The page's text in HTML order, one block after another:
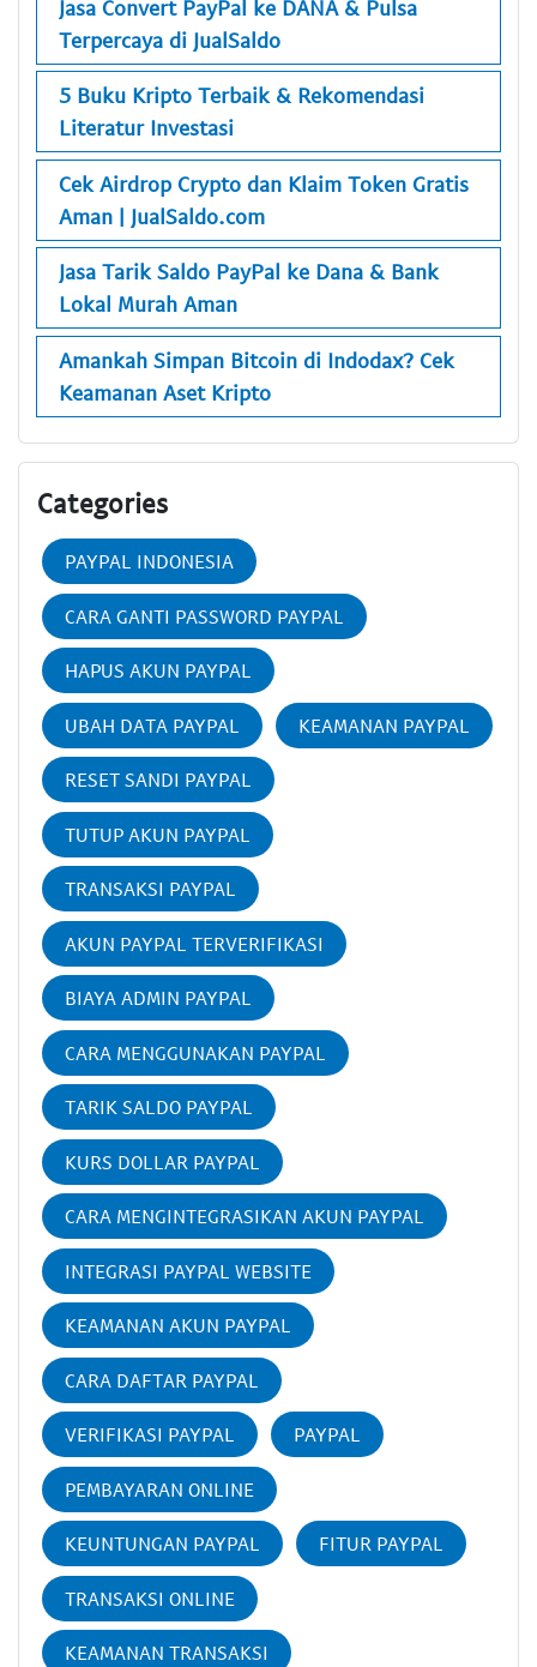
Jasa Convert PayPal ke DANA & Pulsa
Terpercaya di JualSaldo
5 Buku Kripto Terbaik & Rekomendasi
Literatur Investasi
Cek Airdrop Crypto dan Klaim Token Gratis
Aman | JualSaldo.com
Jasa Tarik Saldo PayPal ke Dana & Bank
Lokal Murah Aman
Amankah Simpan Bitcoin di Indodax? Cek
Keamanan Aset Kripto
Categories
PAYPAL INDONESIA
CARA GANTI PASSWORD PAYPAL
HAPUS AKUN PAYPAL
UBAH DATA PAYPAL KEAMANAN PAYPAL
RESET SANDI PAYPAL
TUTUP AKUN PAYPAL
TRANSAKSI PAYPAL
AKUN PAYPAL TERVERIFIKASI
BIAYA ADMIN PAYPAL
CARA MENGGUNAKAN PAYPAL
TARIK SALDO PAYPAL
KURS DOLLAR PAYPAL
CARA MENGINTEGRASIKAN AKUN PAYPAL
INTEGRASI PAYPAL WEBSITE
KEAMANAN AKUN PAYPAL
CARA DAFTAR PAYPAL
VERIFIKASI PAYPAL PAYPAL
PEMBAYARAN ONLINE
KEUNTUNGAN PAYPAL FITUR PAYPAL
TRANSAKSI ONLINE
KEAMANAN TRANSAKSI